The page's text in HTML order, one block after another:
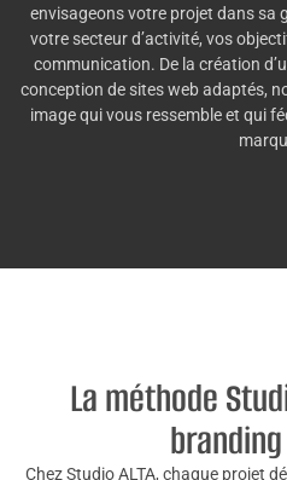
envisageons votre projet dans sa
votre secteur d’activité, vos
communication. De la création
conception de sites web adaptés,
image qui vous ressemble et qui
La méthode
Chez Studio ALTA, chaque projet